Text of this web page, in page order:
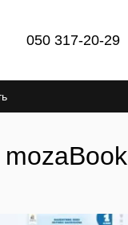
050 317-20-29
mozaBook